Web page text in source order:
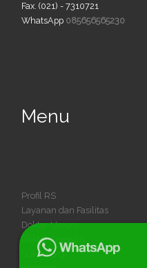
Fax. (021) - 7310721
WhatsApp 085656565230
Menu
Profil RS
Layanan dan Fasilitas
Dokter Umum
Dokter Spesialis
Dokter Gigi